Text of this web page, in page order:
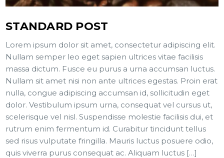
STANDARD POST
Lorem ipsum dolor sit amet, consectetur adipiscing elit.
Nullam semper leo eget sapien ultrices vitae facilisis
massa dictum. Fusce eu purus a urna accumsan luctus.
Nullam sit amet nisi non ante ultrices egestas. Proin erat
nulla, congue adipiscing accumsan id, sollicitudin eget
dolor. Vestibulum ipsum urna, consequat vel cursus ut,
scelerisque vel nisl. Suspendisse molestie facilisis dui, et
rutrum enim fermentum id. Curabitur tincidunt tellus
sed risus vulputate fringilla. Mauris luctus posuere odio,
quis viverra purus consequat ac. Aliquam luctus […]